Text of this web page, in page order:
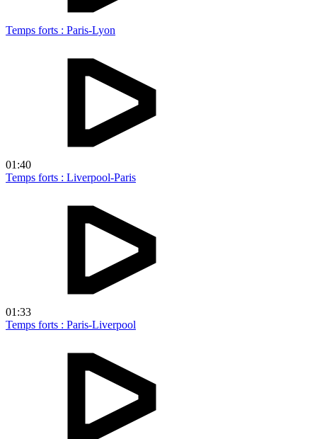
Temps forts : Paris-Lyon
01:40
Temps forts : Liverpool-Paris
01:33
Temps forts : Paris-Liverpool